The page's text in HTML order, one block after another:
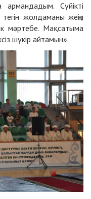
Сүйікті
жолдаманы жеңіп
мәртебе. Мақсатыма
шүкір айтамын».